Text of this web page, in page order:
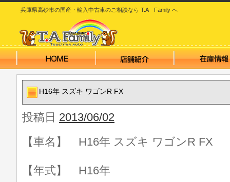
兵庫県高砂市の国産・輸入中古車のご相談なら T.A Family へ
H16年 スズキ ワゴンR FX
投稿日 2013/06/02
【車名】 H16年 スズキ ワゴンR FX
【年式】 H16年